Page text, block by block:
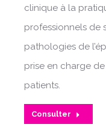
clinique à la
professionnels de
pathologies de
prise en charge
patients.
Consulter